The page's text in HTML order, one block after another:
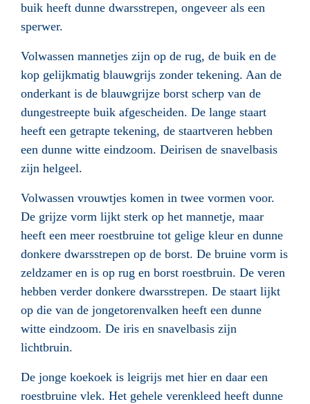
buik heeft dunne dwarsstrepen, ongeveer als een
sperwer.
Volwassen mannetjes zijn op de rug, de buik en de
kop gelijkmatig blauwgrijs zonder tekening. Aan de
onderkant is de blauwgrijze borst scherp van de
dungestreepte buik afgescheiden. De lange staart
heeft een getrapte tekening, de staartveren hebben
een dunne witte eindzoom. Deirisen de snavelbasis
zijn helgeel.
Volwassen vrouwtjes komen in twee vormen voor.
De grijze vorm lijkt sterk op het mannetje, maar
heeft een meer roestbruine tot gelige kleur en dunne
donkere dwarsstrepen op de borst. De bruine vorm is
zeldzamer en is op rug en borst roestbruin. De veren
hebben verder donkere dwarsstrepen. De staart lijkt
op die van de jongetorenvalken heeft een dunne
witte eindzoom. De iris en snavelbasis zijn
lichtbruin.
De jonge koekoek is leigrijs met hier en daar een
roestbruine vlek. Het gehele verenkleed heeft dunne